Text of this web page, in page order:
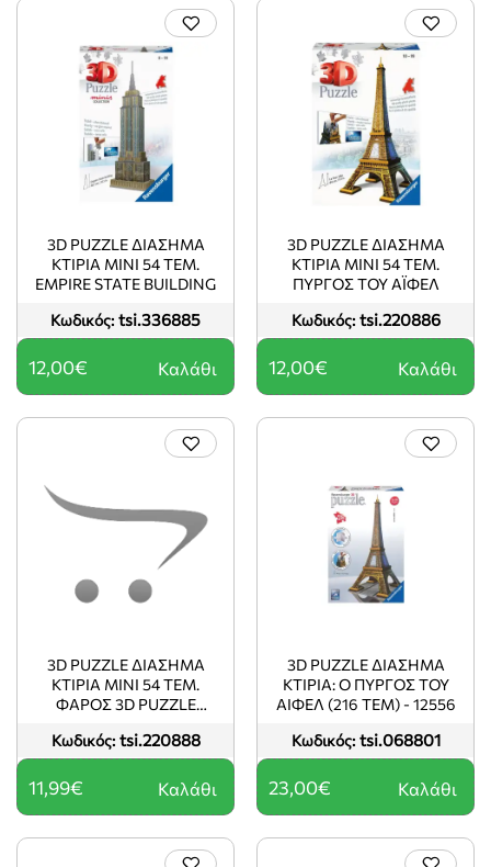
Κωδικός: tsi.336885
3D PUZZLE ΔΙΑΣΗΜΑ
ΚΤΙΡΙΑ MINI 54 ΤΕΜ.
EMPIRE STATE BUILDING
12,00€ Καλάθι
Κωδικός: tsi.220886
3D PUZZLE ΔΙΑΣΗΜΑ
ΚΤΙΡΙΑ MINI 54 ΤΕΜ.
ΠΥΡΓΟΣ ΤΟΥ ΆΙΦΕΛ
12,00€ Καλάθι
Κωδικός: tsi.220888
3D PUZZLE ΔΙΑΣΗΜΑ
ΚΤΙΡΙΑ MINI 54 ΤΕΜ.
ΦΑΡΟΣ 3D PUZZLE
11,99€ Καλάθι
Κωδικός: tsi.068801
3D PUZZLE ΔΙΑΣΗΜΑ
ΚΤΙΡΙΑ: O ΠΥΡΓΟΣ ΤΟΥ
ΑΙΦΕΛ (216 TEM) - 12556
23,00€ Καλάθι